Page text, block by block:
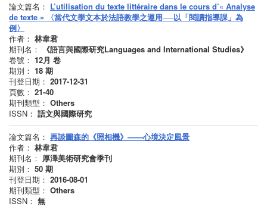
論文篇名： L’utilisation du texte littéraire dans le cours d’« Analyse
de texte » 〈當代文學文本於法語教學之運用──以「閱讀指導課」為
例〉
作者： 林韋君
期刊名：
《語言與國際研究Languages and International Studies》
卷號： 12月 卷
期別： 18 期
刊登日期： 2017-12-31
頁數： 21-40
期刊類型： Others
ISSN： 語文與國際研究
論文篇名： 再談圖森的《照相機》——心境決定風景
作者： 林韋君
期刊名： 厚澤美術研究會季刊
期別： 50 期
刊登日期： 2016-08-01
期刊類型： Others
ISSN： 無